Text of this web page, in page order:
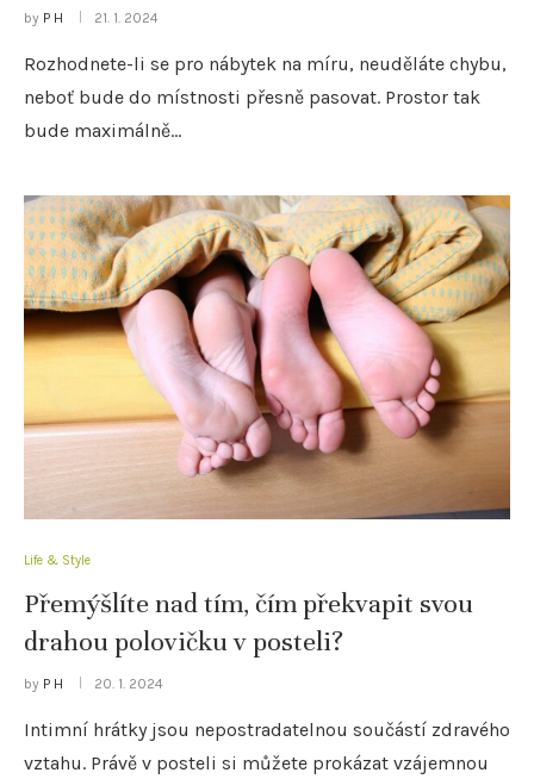
by P H 21. 1. 2024
Rozhodnete-li se pro nábytek na míru, neuděláte chybu,
neboť bude do místnosti přesně pasovat. Prostor tak
bude maximálně…
Life & Style
Přemýšlíte nad tím, čím překvapit svou
drahou polovičku v posteli?
by P H 20. 1. 2024
Intimní hrátky jsou nepostradatelnou součástí zdravého
vztahu. Právě v posteli si můžete prokázat vzájemnou